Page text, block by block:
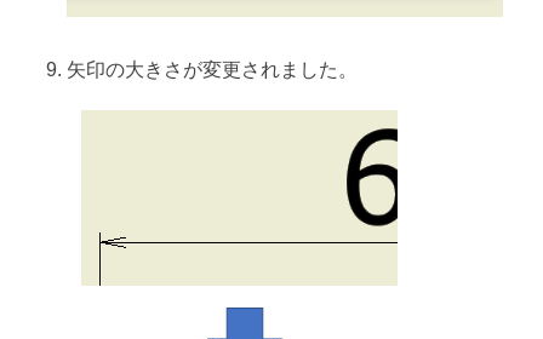
矢印の大きさが変更されました。